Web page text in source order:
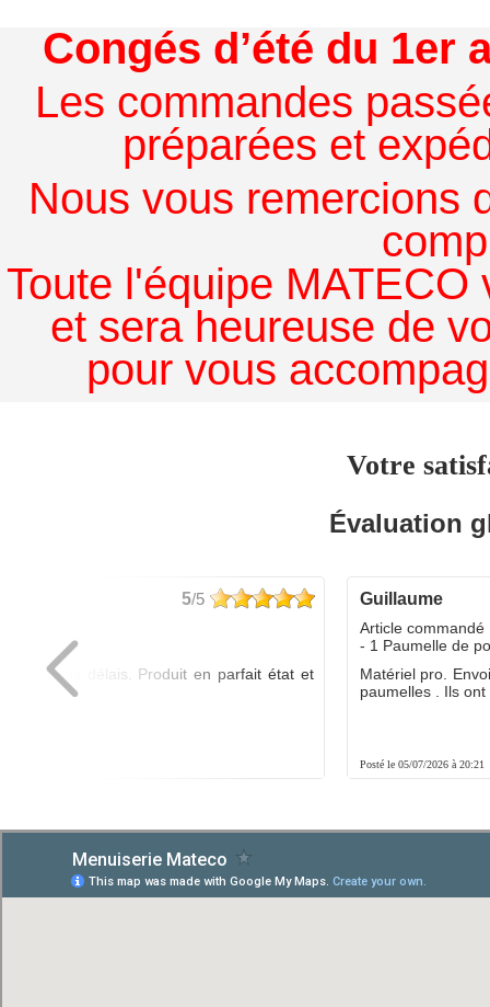
Congés d’été du 1er
Les commandes
préparées et
Nous vous remercions
Toute l'équipe
et sera heureuse de
pour vous
Votre
Évaluation
5/5
dans les délais. Produit en parfait état et
guillaume
Posté le 05/07/2026 à 20:21
Article commandé
- 1 Paumelle de
Matériel pro.
paumelles . Ils ont